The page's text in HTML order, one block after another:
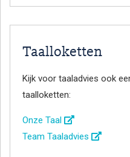
Taalloketten
Kijk voor taaladvies ook
taalloketten:
Onze Taal
Team Taaladvies